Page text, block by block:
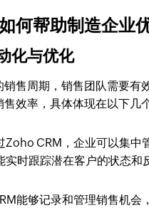
何帮助制造企业
化与优化
售周期，销售团队需要
效率，具体体现在以下几
Zoho CRM，企业可以集
实时跟踪潜在客户的状态和
能够记录和管理销售机